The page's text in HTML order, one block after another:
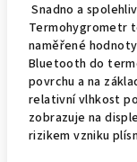
Snadno a
Termohygrometr
naměřené
Bluetooth do
povrchu a na
relativní vlhkost
zobrazuje na
rizikem vzniku